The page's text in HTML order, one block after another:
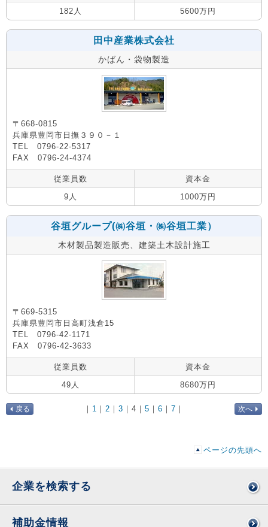
182人
5600万円
田中産業株式会社
かばん・袋物製造
〒668-0815
兵庫県豊岡市日撫３９０－１
TEL 0796-22-5317
FAX 0796-24-4374
従業員数
資本金
9人
1000万円
谷垣グループ(㈱谷垣・㈱谷垣工業）
木材製品製造販売、建築土木設計施工
〒669-5315
兵庫県豊岡市日高町浅倉15
TEL 0796-42-1171
FAX 0796-42-3633
従業員数
資本金
49人
8680万円
戻る ｜ 1 ｜ 2 ｜ 3 ｜ 4 ｜ 5 ｜ 6 ｜ 7 ｜ 次へ
ページの先頭へ
企業を検索する
補助金情報